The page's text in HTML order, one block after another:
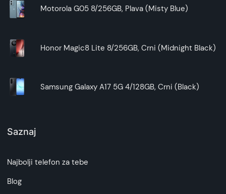
Motorola G05 8/256GB, Plava (Misty Blue)
Honor Magic8 Lite 8/256GB, Crni (Midnight Black)
Samsung Galaxy A17 5G 4/128GB, Crni (Black)
Saznaj
Najbolji telefon za tebe
Blog